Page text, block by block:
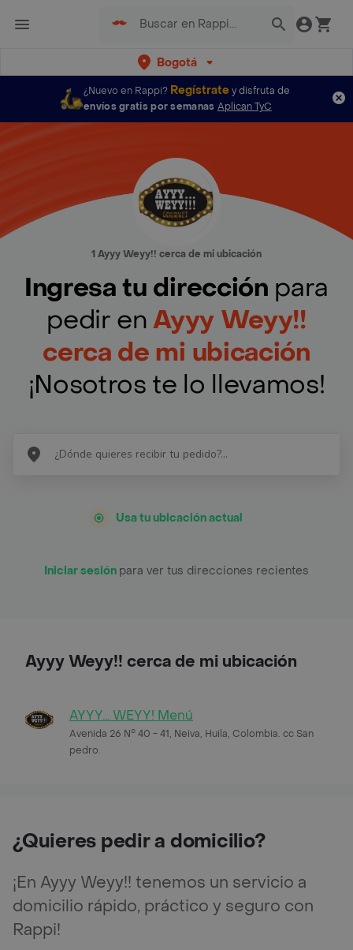
Bogotá
¿Nuevo en Rappi? Regístratey disfruta de
envíos gratis por semanas Aplican TyC
1 Ayyy Weyy!! cerca de mi ubicación
Ingresa tu dirección para
pedir enAyyy Weyy!!
cerca de mi ubicación
¡Nosotros te lo llevamos!
Usa tu ubicación actual
Iniciar sesión para ver tus direcciones recientes
Ayyy Weyy!! cerca de mi ubicación
AYYY... WEYY! Menú
Avenida 26 N° 40 - 41, Neiva, Huila, Colombia. cc San
pedro.
¿Quieres pedir a domicilio?
¡En Ayyy Weyy!! tenemos un servicio a
domicilio rápido, práctico y seguro con
Rappi!